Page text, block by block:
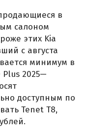
в
салоном
этих Kia
с августа
минимум в
Plus 2025—
доступным по
Tenet T8,